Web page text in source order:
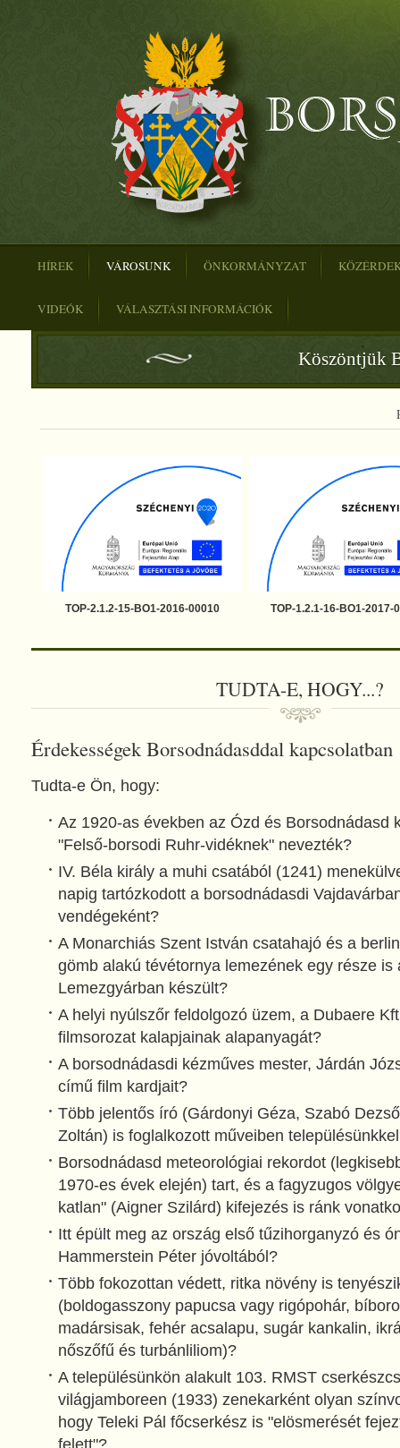
HÍREK VÁROSUNK ÖNKORMÁNYZAT
VIDEÓK VÁLASZTÁSI INFORMÁCIÓK
Köszöntjük
TOP-2.1.2-15-BO1-2016-00010 TOP-1.2.1-16-BO1-2017-
TUDTA-E, HOGY...?
Érdekességek Borsodnádasddal kapcsolatban
Tudta-e Ön, hogy:
Az 1920-as években az Ózd és Borsodnádasd
"Felső-borsodi Ruhr-vidéknek" nevezték?
IV. Béla király a muhi csatából (1241)
napig tartózkodott a borsodnádasdi
vendégeként?
A Monarchiás Szent István csatahajó és a
gömb alakú tévétornya lemezének egy része is
Lemezgyárban készült?
A helyi nyúlszőr feldolgozó üzem, a Dubaere
filmsorozat kalapjainak alapanyagát?
A borsodnádasdi kézműves mester, Járdán
című film kardjait?
Több jelentős író (Gárdonyi Géza, Szabó
Zoltán) is foglalkozott műveiben
Borsodnádasd meteorológiai rekordot
1970-es évek elején) tart, és a fagyzugos
katlan" (Aigner Szilárd) kifejezés is ránk
Itt épült meg az ország első tűzihorganyzó és
Hammerstein Péter jóvoltából?
Több fokozottan védett, ritka növény is
(boldogasszony papucsa vagy rigópohár,
madársisak, fehér acsalapu, sugár kankalin,
nőszőfű és turbánliliom)?
A településünkön alakult 103. RMST
világjamboreen (1933) zenekarként olyan
hogy Teleki Pál főcserkész is "elösmerését
felett"?